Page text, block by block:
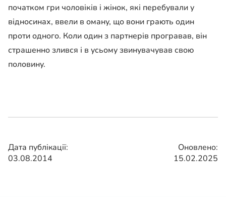
початком гри чоловіків і жінок, які перебували у
відносинах, ввели в оману, що вони грають один
проти одного. Коли один з партнерів програвав, він
страшенно злився і в усьому звинувачував свою
половину.
Дата публікації:
03.08.2014
Оновлено:
15.02.2025